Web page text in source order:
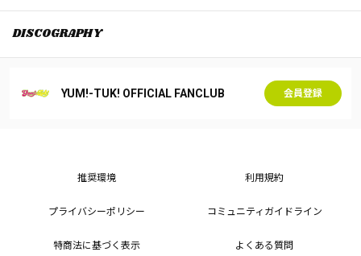
DISCOGRAPHY
YUM!-TUK! OFFICIAL FANCLUB 会員登録
推奨環境 利用規約
プライバシーポリシー コミュニティガイドライン
特商法に基づく表示 よくある質問